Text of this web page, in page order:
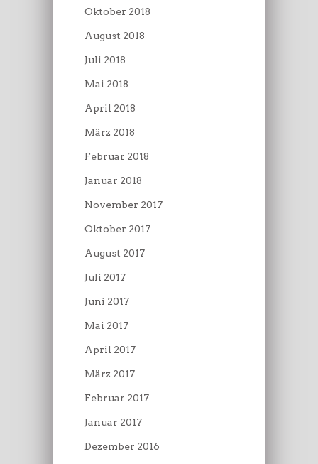
Oktober 2018
August 2018
Juli 2018
Mai 2018
April 2018
März 2018
Februar 2018
Januar 2018
November 2017
Oktober 2017
August 2017
Juli 2017
Juni 2017
Mai 2017
April 2017
März 2017
Februar 2017
Januar 2017
Dezember 2016